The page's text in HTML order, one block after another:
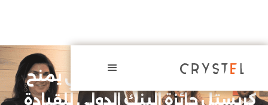
رئيس مجموعة البنك الدولي يمنح
كريستل جائزة البنك الدولي للقيادة